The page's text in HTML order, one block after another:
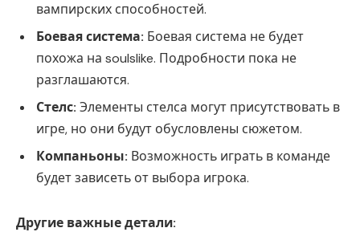
вампирских способностей.
Боевая система: Боевая система не будет
похожа на soulslike. Подробности пока не
разглашаются.
Стелс: Элементы стелса могут присутствовать в
игре, но они будут обусловлены сюжетом.
Компаньоны: Возможность играть в команде
будет зависеть от выбора игрока.
Другие важные детали: